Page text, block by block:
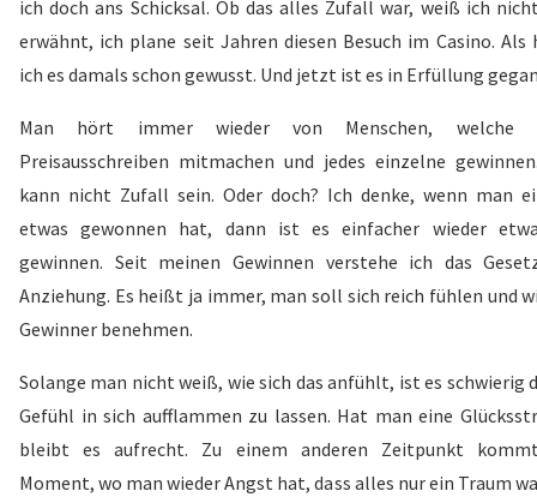
ich doch ans Schicksal. Ob das alles Zufall war, weiß ich
erwähnt, ich plane seit Jahren diesen Besuch im Casino. Als
ich es damals schon gewusst. Und jetzt ist es in Erfüllung
Man hört immer wieder von Menschen, welche
Preisausschreiben mitmachen und jedes einzelne
kann nicht Zufall sein. Oder doch? Ich denke, wenn man
etwas gewonnen hat, dann ist es einfacher wieder
gewinnen. Seit meinen Gewinnen verstehe ich das
Anziehung. Es heißt ja immer, man soll sich reich fühlen und
Gewinner benehmen.
Solange man nicht weiß, wie sich das anfühlt, ist es schwierig
Gefühl in sich aufflammen zu lassen. Hat man eine
bleibt es aufrecht. Zu einem anderen Zeitpunkt
Moment, wo man wieder Angst hat, dass alles nur ein Traum